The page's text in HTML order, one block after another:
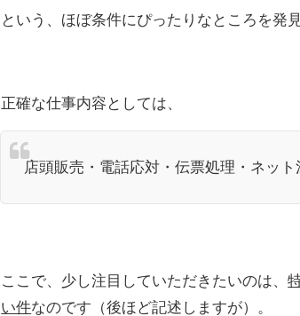
という、ほぼ条件にぴったりなところを発
正確な仕事内容としては、
店頭販売・電話応対・伝票処理・ネット
ここで、少し注目していただきたいのは、
い件なのです（後ほど記述しますが）。